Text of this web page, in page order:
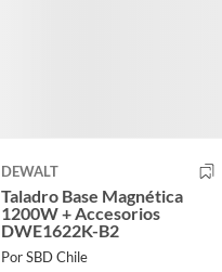
DEWALT
Taladro Base Magnética
1200W + Accesorios
DWE1622K-B2
Por SBD Chile